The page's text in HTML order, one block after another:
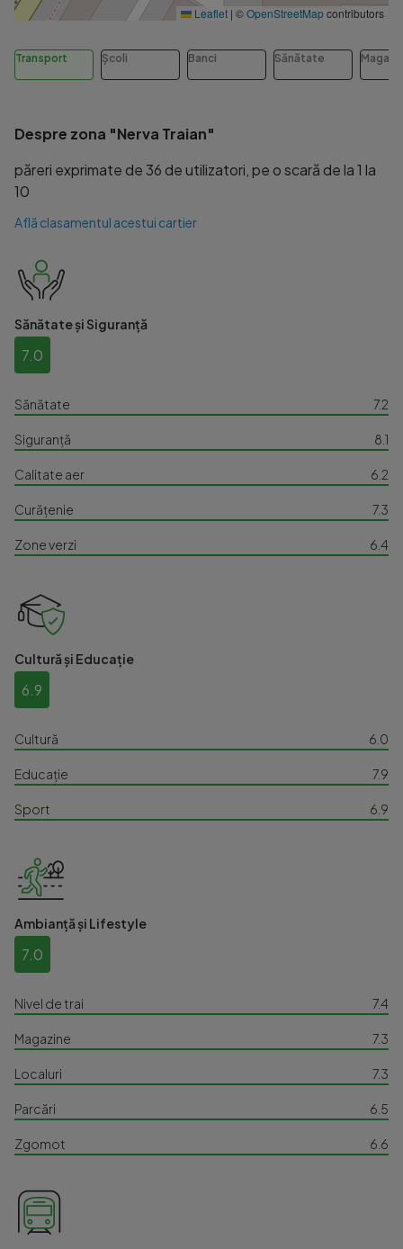
Leaflet | ©OpenStreetMapcontributors
Transport Școli Banci Sănătate
Despre zona "Nerva Traian"
păreri exprimate de 36 de utilizatori, pe o scară de la 1 la
10
Află clasamentul acestui cartier
Sănătate și Siguranță
7.0
Sănătate 7.2
Siguranță 8.1
Calitate aer 6.2
Curățenie 7.3
Zone verzi 6.4
Cultură și Educație
6.9
Cultură 6.0
Educație 7.9
Sport 6.9
Ambianță și Lifestyle
7.0
Nivel de trai 7.4
Magazine 7.3
Localuri 7.3
Parcări 6.5
Zgomot 6.6